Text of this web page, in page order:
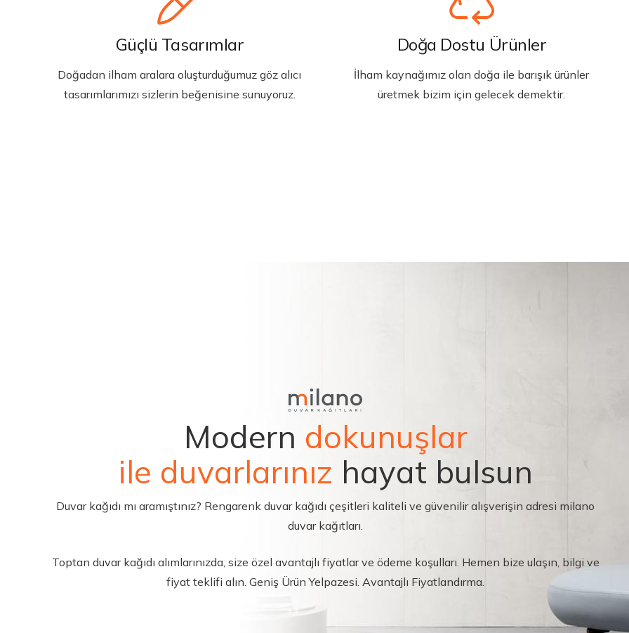
Güçlü Tasarımlar
Doğadan ilham aralara oluşturduğumuz göz alıcı
tasarımlarımızı sizlerin beğenisine sunuyoruz.
Doğa Dostu Ürünler
İlham kaynağımız olan doğa ile barışık ürünler
üretmek bizim için gelecek demektir.
Modern dokunuşlar
ile duvarlarınız hayat bulsun
Duvar kağıdı mı aramıştınız? Rengarenk duvar kağıdı çeşitleri kaliteli ve güvenilir alışverişin adresi milano
duvar kağıtları.
Toptan duvar kağıdı alımlarınızda, size özel avantajlı fiyatlar ve ödeme koşulları. Hemen bize ulaşın, bilgi ve
fiyat teklifi alın. Geniş Ürün Yelpazesi. Avantajlı Fiyatlandırma.